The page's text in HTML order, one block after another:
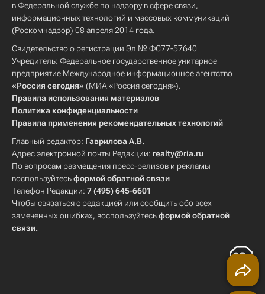
в Федеральной службе по надзору в сфере связи,
информационных технологий и массовых коммуникаций
(Роскомнадзор) 08 апреля 2014 года.
Свидетельство о регистрации Эл № ФС77-57640
Учредитель: Федеральное государственное унитарное
предприятие Международное информационное агентство
«Россия сегодня» (МИА «Россия сегодня»).
Правила использования материалов
Политика конфиденциальности
Правила применения рекомендательных технологий
Главный редактор: Гаврилова А.В.
Адрес электронной почты Редакции: realty@ria.ru
По вопросам размещения пресс-релизов и рекламы
воспользуйтесьформой обратной связи
Телефон Редакции: 7 (495) 645-6601
Чтобы связаться с редакцией или сообщить обо всех
замеченных ошибках, воспользуйтесьформой обратной
связи.